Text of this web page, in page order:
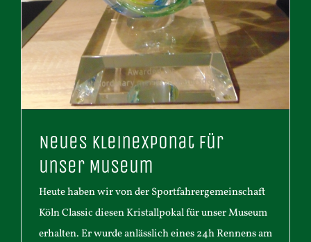
Neues Kleinexponat für
unser Museum
Heute haben wir von der Sportfahrergemeinschaft
Köln Classic diesen Kristallpokal für unser Museum
erhalten. Er wurde anlässlich eines 24h Rennens am